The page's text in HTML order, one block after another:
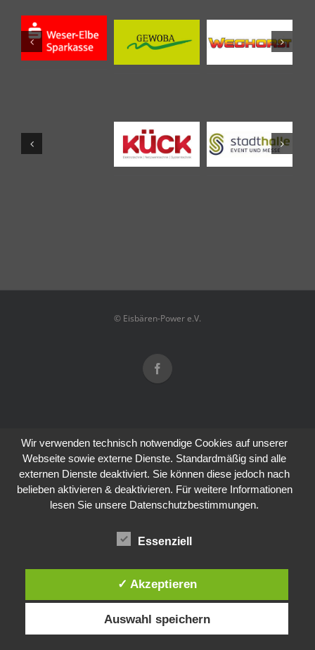
© Eisbären-Power e.V.
Wir verwenden technisch notwendige Cookies auf unserer
Webseite sowie externe Dienste. Standardmäßig sind alle
externen Dienste deaktiviert. Sie können diese jedoch nach
belieben aktivieren & deaktivieren. Für weitere Informationen
lesen Sie unsere Datenschutzbestimmungen.
Essenziell
✓ Akzeptieren
Auswahl speichern